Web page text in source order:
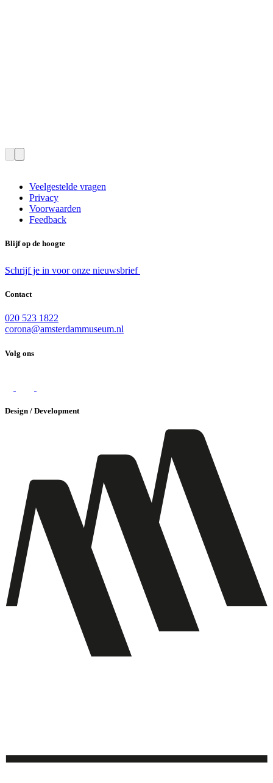
Veelgestelde vragen
Privacy
Voorwaarden
Feedback
Blijf op de hoogte
Schrijf je in voor onze nieuwsbrief
Contact
020 523 1822
corona@amsterdammuseum.nl
Volg ons
Design / Development